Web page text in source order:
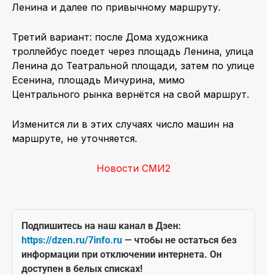
Ленина и далее по привычному маршруту.
Третий вариант: после Дома художника
троллейбус поедет через площадь Ленина, улица
Ленина до Театральной площади, затем по улице
Есенина, площадь Мичурина, мимо
Центрального рынка вернётся на свой маршрут.
Изменится ли в этих случаях число машин на
маршруте, не уточняется.
Новости СМИ2
Подпишитесь на наш канал в Дзен:
https://dzen.ru/7info.ru — чтобы не остаться без
информации при отключении интернета. Он
доступен в белых списках!